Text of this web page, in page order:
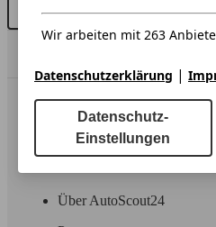
Neu kaufen
Gebraucht
AutoScout24: Europaweit der
Unternehmen
Über AutoScout24
Wir arbeiten mit 263
Datenschutzerklärung |
Datenschutz-
Einstellungen